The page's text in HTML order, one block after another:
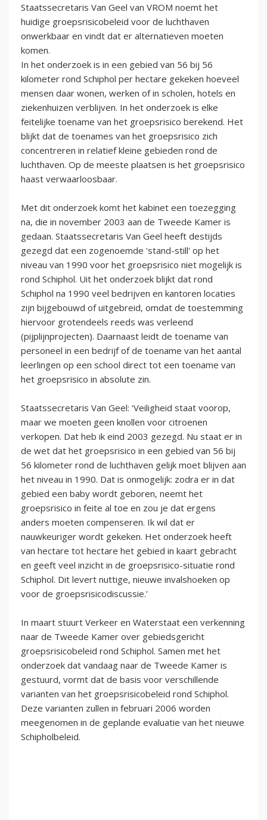
Staatssecretaris Van Geel van VROM noemt het
huidige groepsrisicobeleid voor de luchthaven
onwerkbaar en vindt dat er alternatieven moeten
komen.
In het onderzoek is in een gebied van 56 bij 56
kilometer rond Schiphol per hectare gekeken hoeveel
mensen daar wonen, werken of in scholen, hotels en
ziekenhuizen verblijven. In het onderzoek is elke
feitelijke toename van het groepsrisico berekend. Het
blijkt dat de toenames van het groepsrisico zich
concentreren in relatief kleine gebieden rond de
luchthaven. Op de meeste plaatsen is het groepsrisico
haast verwaarloosbaar.
Met dit onderzoek komt het kabinet een toezegging
na, die in november 2003 aan de Tweede Kamer is
gedaan. Staatssecretaris Van Geel heeft destijds
gezegd dat een zogenoemde 'stand-still' op het
niveau van 1990 voor het groepsrisico niet mogelijk is
rond Schiphol. Uit het onderzoek blijkt dat rond
Schiphol na 1990 veel bedrijven en kantoren locaties
zijn bijgebouwd of uitgebreid, omdat de toestemming
hiervoor grotendeels reeds was verleend
(pijplijnprojecten). Daarnaast leidt de toename van
personeel in een bedrijf of de toename van het aantal
leerlingen op een school direct tot een toename van
het groepsrisico in absolute zin.
Staatssecretaris Van Geel: ‘Veiligheid staat voorop,
maar we moeten geen knollen voor citroenen
verkopen. Dat heb ik eind 2003 gezegd. Nu staat er in
de wet dat het groepsrisico in een gebied van 56 bij
56 kilometer rond de luchthaven gelijk moet blijven aan
het niveau in 1990. Dat is onmogelijk: zodra er in dat
gebied een baby wordt geboren, neemt het
groepsrisico in feite al toe en zou je dat ergens
anders moeten compenseren. Ik wil dat er
nauwkeuriger wordt gekeken. Het onderzoek heeft
van hectare tot hectare het gebied in kaart gebracht
en geeft veel inzicht in de groepsrisico-situatie rond
Schiphol. Dit levert nuttige, nieuwe invalshoeken op
voor de groepsrisicodiscussie.’
In maart stuurt Verkeer en Waterstaat een verkenning
naar de Tweede Kamer over gebiedsgericht
groepsrisicobeleid rond Schiphol. Samen met het
onderzoek dat vandaag naar de Tweede Kamer is
gestuurd, vormt dat de basis voor verschillende
varianten van het groepsrisicobeleid rond Schiphol.
Deze varianten zullen in februari 2006 worden
meegenomen in de geplande evaluatie van het nieuwe
Schipholbeleid.